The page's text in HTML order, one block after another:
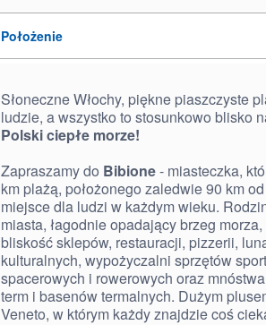
Położenie
Słoneczne Włochy, piękne piaszczyste
ludzie, a wszystko to stosunkowo blisko
Polski ciepłe morze!
Zapraszamy do Bibione- miasteczka,
km plażą, położonego zaledwie 90 km
miejsce dla ludzi w każdym wieku.
miasta, łagodnie opadający brzeg
bliskość sklepów, restauracji, pizzerii,
kulturalnych, wypożyczalni sprzętów
spacerowych i rowerowych oraz
term i basenów termalnych. Dużym
Veneto, w którym każdy znajdzie coś